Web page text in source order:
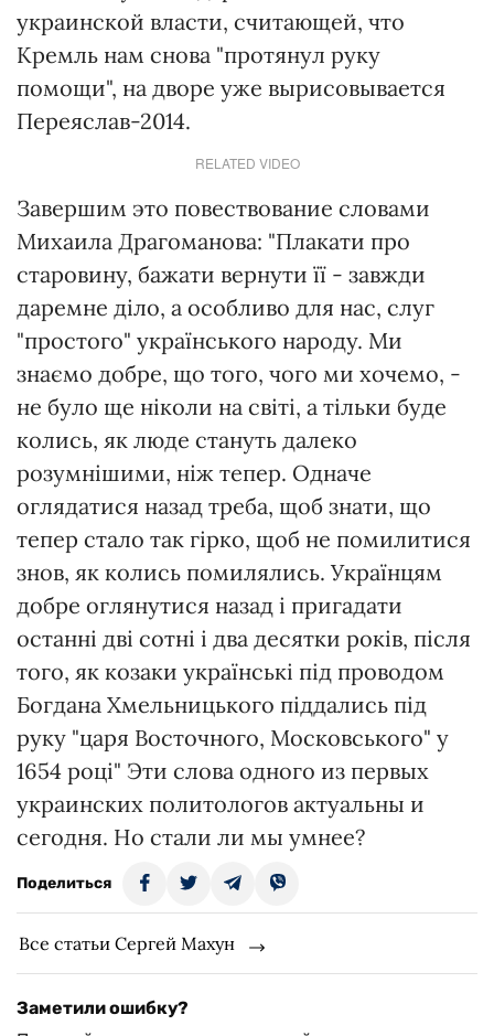
украинской власти, считающей, что
Кремль нам снова "протянул руку
помощи", на дворе уже вырисовывается
Переяслав-2014.
RELATED VIDEO
Завершим это повествование словами
Михаила Драгоманова: "Плакати про
старовину, бажати вернути її - завжди
даремне діло, а особливо для нас, слуг
"простого" українського народу. Ми
знаємо добре, що того, чого ми хочемо, -
не було ще ніколи на світі, а тільки буде
колись, як люде стануть далеко
розумнішими, ніж тепер. Одначе
оглядатися назад треба, щоб знати, що
тепер стало так гірко, щоб не помилитися
знов, як колись помилялись. Українцям
добре оглянутися назад і пригадати
останні дві сотні і два десятки років, після
того, як козаки українські під проводом
Богдана Хмельницького піддались під
руку "царя Восточного, Московського" у
1654 році" Эти слова одного из первых
украинских политологов актуальны и
сегодня. Но стали ли мы умнее?
Поделиться
Все статьи Сергей Махун
Заметили ошибку?